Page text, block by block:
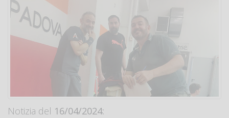
Notizia del 16/04/2024: